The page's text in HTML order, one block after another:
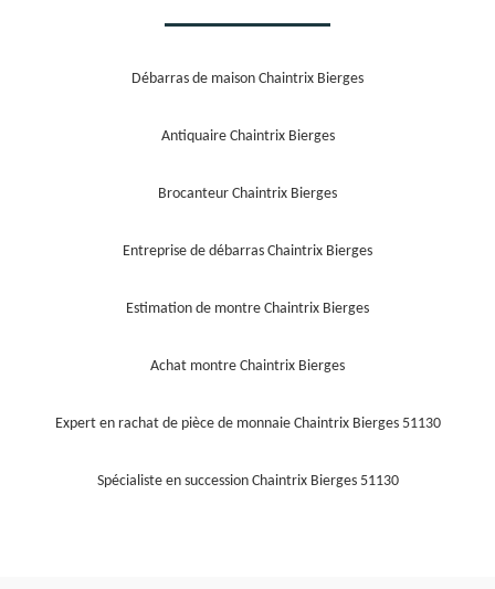
Débarras de maison Chaintrix Bierges
Antiquaire Chaintrix Bierges
Brocanteur Chaintrix Bierges
Entreprise de débarras Chaintrix Bierges
Estimation de montre Chaintrix Bierges
Achat montre Chaintrix Bierges
Expert en rachat de pièce de monnaie Chaintrix Bierges 51130
Spécialiste en succession Chaintrix Bierges 51130